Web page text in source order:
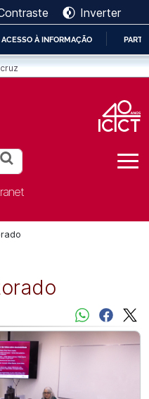
ACESSO À INFORMAÇÃO
Inverter